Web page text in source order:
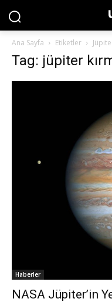
Ana Sayfa Etiketler
Tag: jüpiter
Haberler
NASA Jüpiter’in